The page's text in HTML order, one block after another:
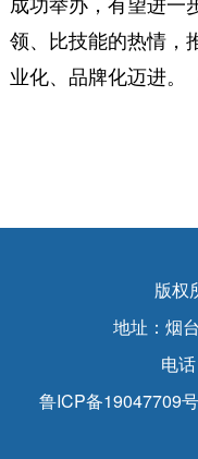
成功举办，有望进一
领、比技能的热情，
业化、品牌化迈进。
版权
地址：烟
电
鲁ICP备19047709